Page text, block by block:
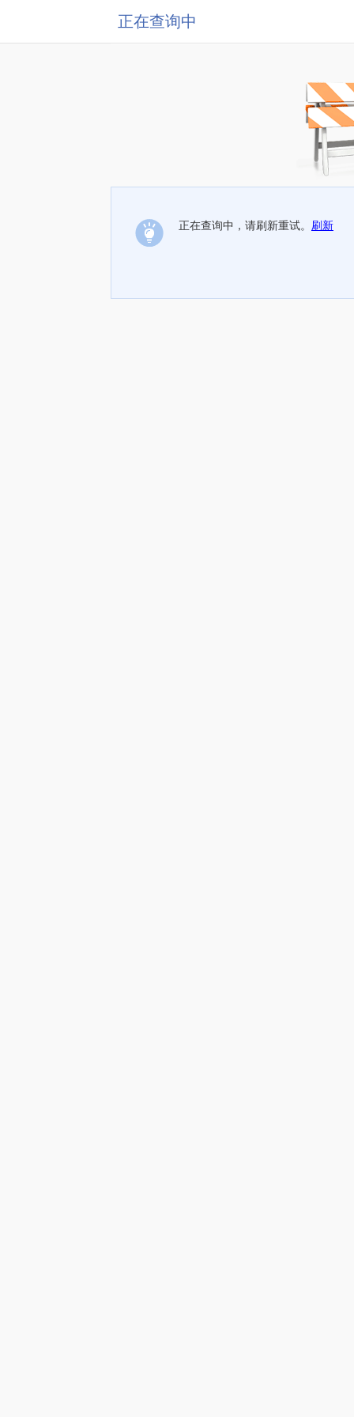
正在查询中
正在查询中，请刷新重试。 刷新